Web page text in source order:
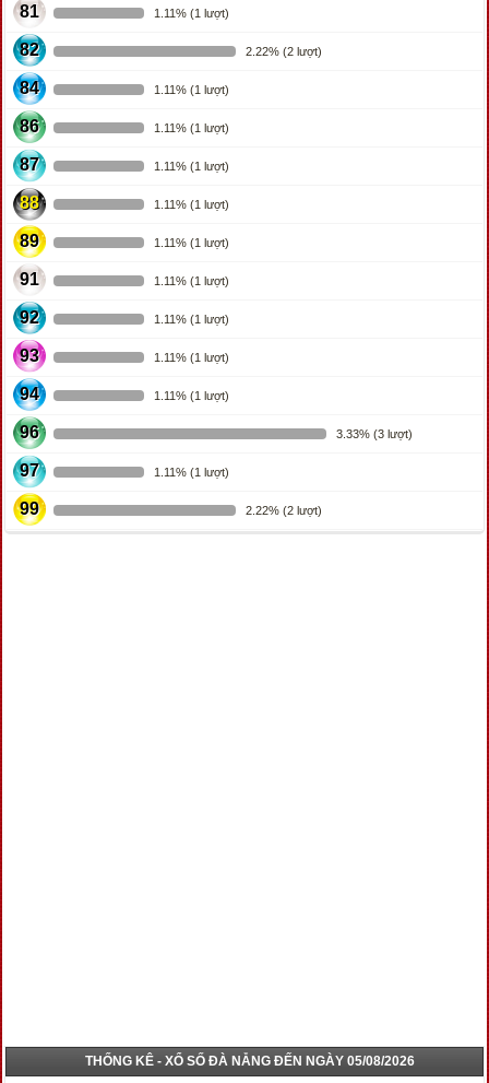
81 1.11% (1 lượt)
82 2.22% (2 lượt)
84 1.11% (1 lượt)
86 1.11% (1 lượt)
87 1.11% (1 lượt)
88 1.11% (1 lượt)
89 1.11% (1 lượt)
91 1.11% (1 lượt)
92 1.11% (1 lượt)
93 1.11% (1 lượt)
94 1.11% (1 lượt)
96 3.33% (3 lượt)
97 1.11% (1 lượt)
99 2.22% (2 lượt)
THỐNG KÊ - XỔ SỐ ĐÀ NẴNG ĐẾN NGÀY 05/08/2026